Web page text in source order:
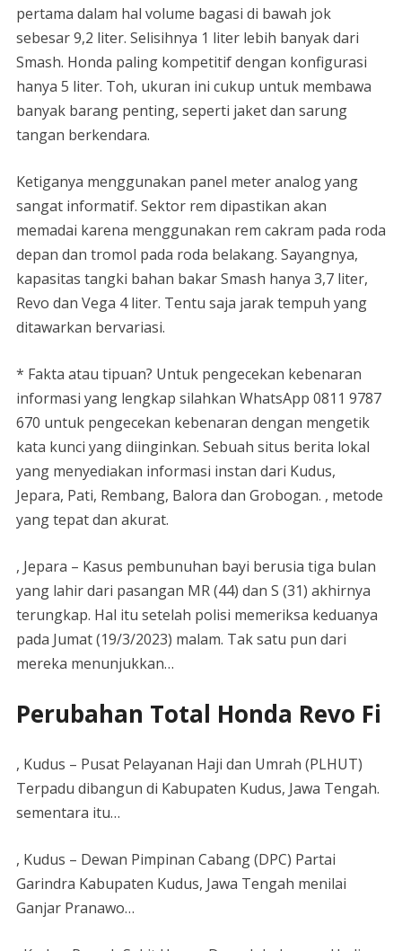
pertama dalam hal volume bagasi di bawah jok
sebesar 9,2 liter. Selisihnya 1 liter lebih banyak dari
Smash. Honda paling kompetitif dengan konfigurasi
hanya 5 liter. Toh, ukuran ini cukup untuk membawa
banyak barang penting, seperti jaket dan sarung
tangan berkendara.
Ketiganya menggunakan panel meter analog yang
sangat informatif. Sektor rem dipastikan akan
memadai karena menggunakan rem cakram pada roda
depan dan tromol pada roda belakang. Sayangnya,
kapasitas tangki bahan bakar Smash hanya 3,7 liter,
Revo dan Vega 4 liter. Tentu saja jarak tempuh yang
ditawarkan bervariasi.
* Fakta atau tipuan? Untuk pengecekan kebenaran
informasi yang lengkap silahkan WhatsApp 0811 9787
670 untuk pengecekan kebenaran dengan mengetik
kata kunci yang diinginkan. Sebuah situs berita lokal
yang menyediakan informasi instan dari Kudus,
Jepara, Pati, Rembang, Balora dan Grobogan. , metode
yang tepat dan akurat.
, Jepara – Kasus pembunuhan bayi berusia tiga bulan
yang lahir dari pasangan MR (44) dan S (31) akhirnya
terungkap. Hal itu setelah polisi memeriksa keduanya
pada Jumat (19/3/2023) malam. Tak satu pun dari
mereka menunjukkan…
Perubahan Total Honda Revo Fi
, Kudus – Pusat Pelayanan Haji dan Umrah (PLHUT)
Terpadu dibangun di Kabupaten Kudus, Jawa Tengah.
sementara itu…
, Kudus – Dewan Pimpinan Cabang (DPC) Partai
Garindra Kabupaten Kudus, Jawa Tengah menilai
Ganjar Pranawo…